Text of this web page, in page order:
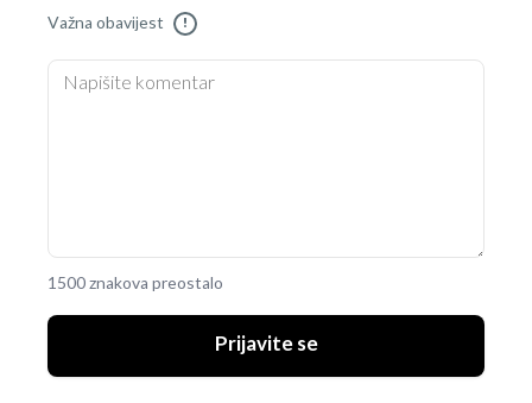
Važna obavijest !
1500 znakova preostalo
Prijavite se